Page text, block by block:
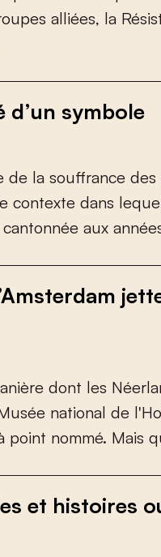
oupes alliées, la Résis
d’un symbole
de la soufrance des
e contexte dans leque
cantonnée aux année
anière dont les Néerla
usée national de l'Ho
point nommé. Mais q
et histoires